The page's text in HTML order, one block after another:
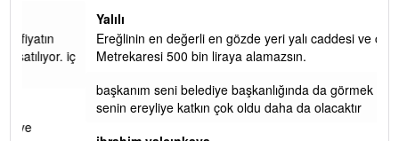
Ereğlinin en değerli en gözde yeri yalı caddesi ve çevresidir.
Metrekaresi 500 bin liraya alamazsın.
başkanım seni belediye başkanlığında da görmek isteriz
senin ereyliye katkın çok oldu daha da olacaktır